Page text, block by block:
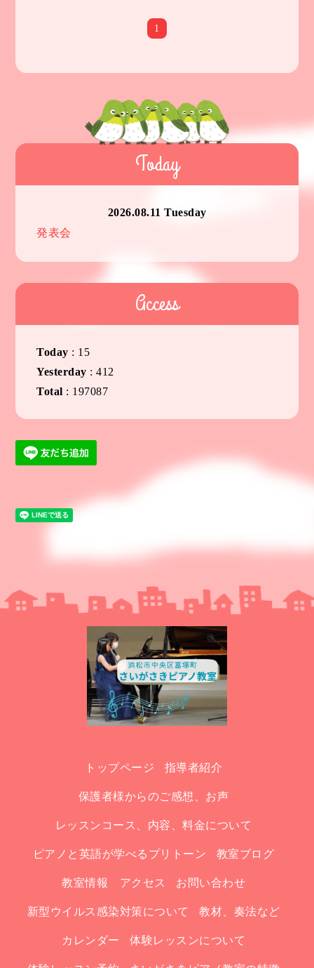
1
Today
2026.08.11 Tuesday
発表会
Access
Today : 15
Yesterday :412
Total : 197087
トップページ 指導者紹介
保護者様からのご感想、お声
レッスンコース、内容、料金について
ピアノと英語が学べるプリトーン 教室ブログ
教室情報 アクセス お問い合わせ
新型ウイルス感染対策について 教材、奏法など
カレンダー 体験レッスンについて